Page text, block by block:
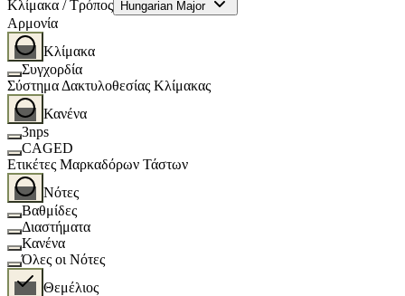
Κλίμακα / Τρόπος Hungarian Major
Αρμονία
Κλίμακα
Συγχορδία
Σύστημα Δακτυλοθεσίας Κλίμακας
Κανένα
3nps
CAGED
Ετικέτες Μαρκαδόρων Τάστων
Νότες
Βαθμίδες
Διαστήματα
Κανένα
Όλες οι Νότες
Θεμέλιος